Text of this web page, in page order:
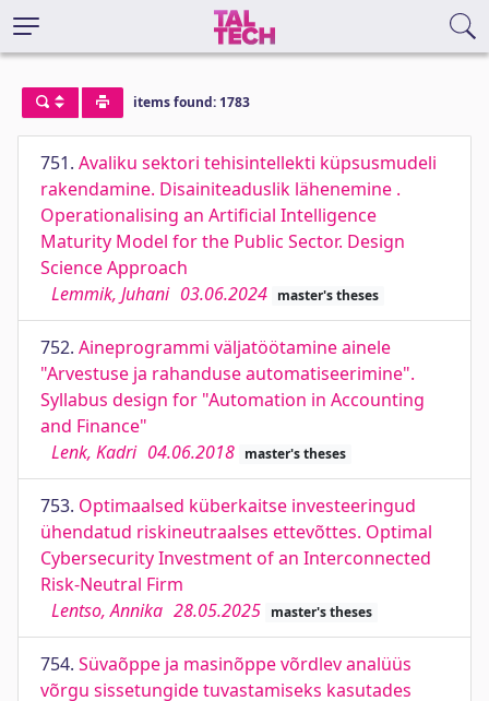
items found: 1783
751. Avaliku sektori tehisintellekti küpsusmudeli
rakendamine. Disainiteaduslik lähenemine .
Operationalising an Artificial Intelligence
Maturity Model for the Public Sector. Design
Science Approach
Lemmik, Juhani 03.06.2024 master's theses
752. Aineprogrammi väljatöötamine ainele
"Arvestuse ja rahanduse automatiseerimine".
Syllabus design for "Automation in Accounting
and Finance"
Lenk, Kadri 04.06.2018 master's theses
753. Optimaalsed küberkaitse investeeringud
ühendatud riskineutraalses ettevõttes. Optimal
Cybersecurity Investment of an Interconnected
Risk-Neutral Firm
Lentso, Annika 28.05.2025 master's theses
754. Süvaõppe ja masinõppe võrdlev analüüs
võrgu sissetungide tuvastamiseks kasutades